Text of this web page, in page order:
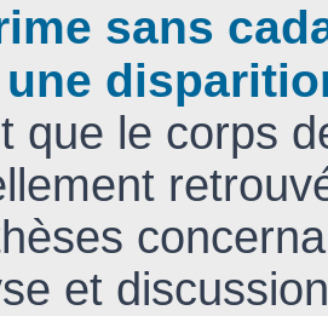
sans
que le corps
et